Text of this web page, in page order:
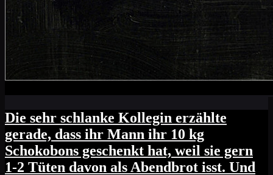
Die sehr schlanke Kollegin erzählte
gerade, dass ihr Mann ihr 10 kg
Schokobons geschenkt hat, weil sie gern
1-2 Tüten davon als Abendbrot isst. Und